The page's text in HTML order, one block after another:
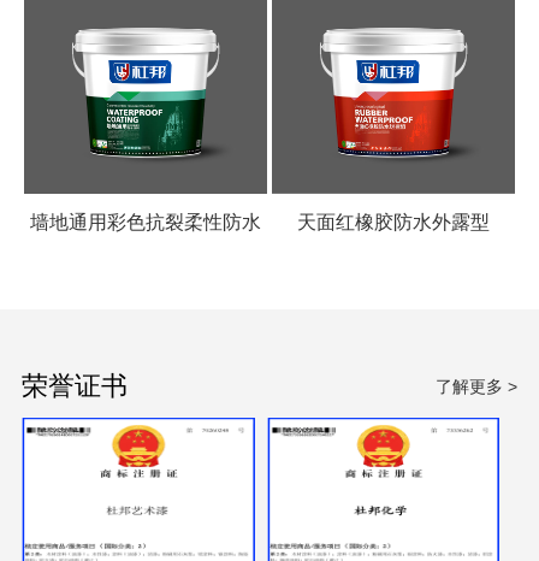
墙地通用彩色抗裂柔性防水 天面红橡胶防水外露型
荣誉证书 了解更多 >